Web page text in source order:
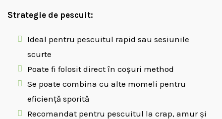
Strategie de pescuit:
Ideal pentru pescuitul rapid sau sesiunile
scurte
Poate fi folosit direct în coșuri method
Se poate combina cu alte momeli pentru
eficiență sporită
Recomandat pentru pescuitul la crap, amur și